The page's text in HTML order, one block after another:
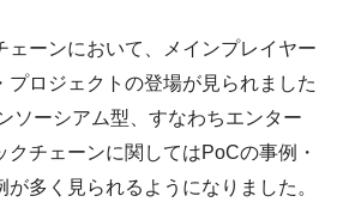
ェーンにおいて、メインプレイヤー
プロジェクトの登場が見られました
ソーシアム型、すなわちエンター
クチェーンに関してはPoCの事例・
多く見られるようになりました。